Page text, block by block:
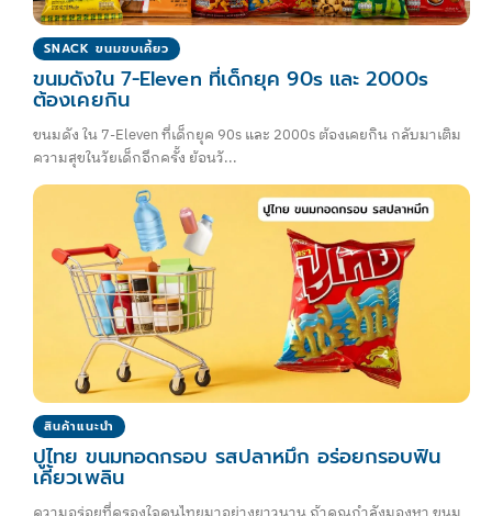
SNACK ขนมขบเคี้ยว
ขนมดังใน 7-Eleven ที่เด็กยุค 90s และ 2000s
ต้องเคยกิน
ขนมดัง ใน 7-Eleven ที่เด็กยุค 90s และ 2000s ต้องเคยกิน กลับมาเติม
ความสุขในวัยเด็กอีกครั้ง ย้อนวั...
สินค้าแนะนำ
ปูไทย ขนมทอดกรอบ รสปลาหมึก อร่อยกรอบฟิน
เคี้ยวเพลิน